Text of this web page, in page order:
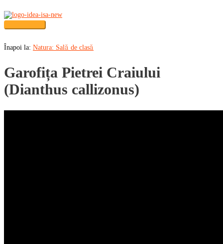
to
content
Main
Înapoi la: Natura: Sală de clasă
Garofița Pietrei Craiului
(Dianthus callizonus)